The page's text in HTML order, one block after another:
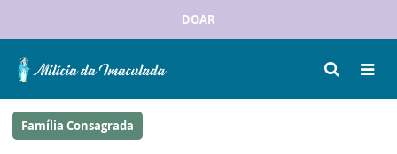
DOAR
Família Consagrada